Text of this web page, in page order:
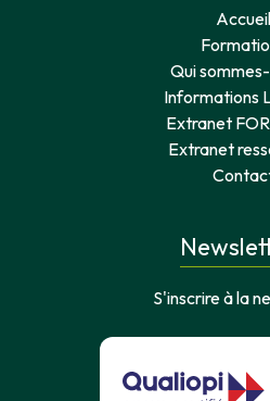
Accueil
Qui
Informations
Extranet
Extranet
S'inscrire à la